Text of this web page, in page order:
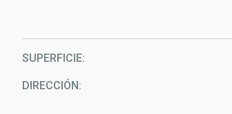
ayuda
a
la
SUPERFICIE
DIRECCIÓN